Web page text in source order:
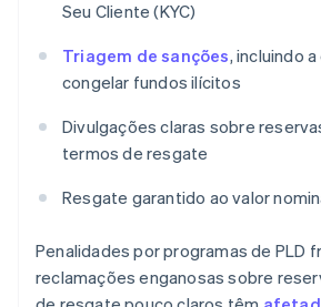
Seu Cliente (KYC)
Triagem de sanções, incluindo
congelar fundos ilícitos
Divulgações claras sobre
termos de resgate
Resgate garantido ao valor
Penalidades por programas de PLD
reclamações enganosas sobre